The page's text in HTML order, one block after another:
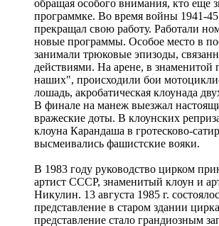
обращая особого внимания, кто еще
программке. Во время войны 1941-45
прекращал свою работу. Работали
новые программы. Особое место в
занимали трюковые эпизоды,
действиями. На арене, в знаменитой
наших", происходили бои
лошадь, акробатическая клоунада
В финале на манеж выезжал
вражеские доты. В клоунских
клоуна Карандаша в гротесково-
высмеивались фашистские вояки.
В 1983 году руководство цирком
артист СССР, знаменитый клоун и
Никулин. 13 августа 1985 г.
представление в старом здании
представление стало грандиозным